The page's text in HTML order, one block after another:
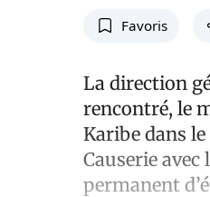
Favoris
La direction
rencontré, le
Karibe dans
Causerie
permanent